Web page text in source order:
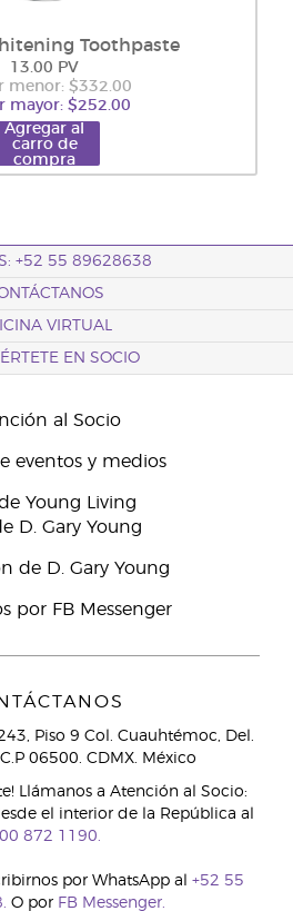
Toothpaste
13.00 PV
menor: $332.00
mayor: $252.00
Agregar al
carro de
compra
+52 55 89628638
VIRTUAL
EN SOCIO
al Socio
eventos y medios
Young Living
D. Gary Young
de D. Gary Young
por FB Messenger
Piso 9 Col. Cuauhtémoc, Del.
06500. CDMX. México
Llámanos a Atención al Socio:
el interior de la República al
872 1190.
por WhatsApp al +52 55
O por FB Messenger.